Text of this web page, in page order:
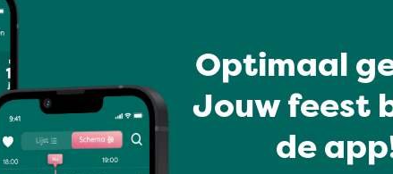
Full program
Optimaal
Jouw feest
de